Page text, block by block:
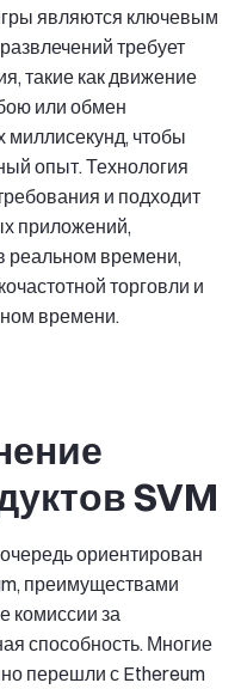
являются ключевым
требует
такие как движение
или обмен
миллисекунд, чтобы
опыт. Технология
и подходит
приложений,
реальном времени,
торговли и
времени.
SVM
ориентирован
преимуществами
комиссии за
способность. Многие
перешли с Ethereum